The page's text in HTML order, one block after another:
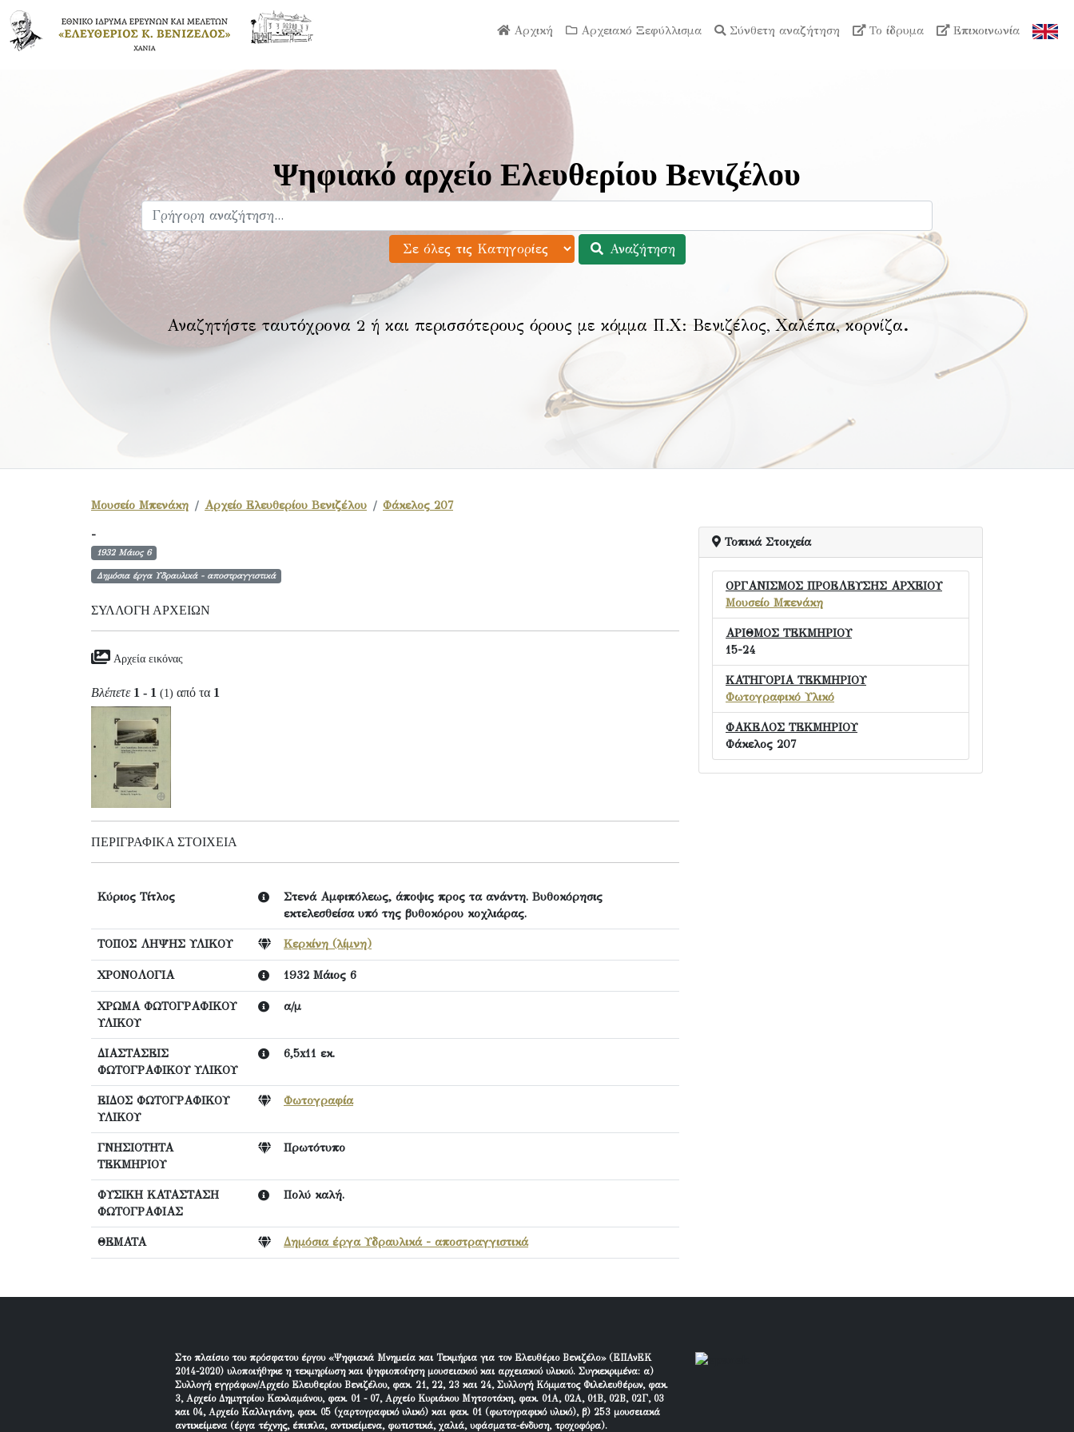
Αρχική Αρχειακό Ξεφύλλισμα Σύνθετη αναζήτηση Το ίδρυμα Επικοινωνία
Ψηφιακό αρχείο Ελευθερίου Βενιζέλου
Αναζήτηση
Αναζητήστε ταυτόχρονα 2 ή και περισσότερους όρους με κόμμα Π.Χ: Βενιζέλος, Χαλέπα, κορνίζα.
Μουσείο Μπενάκη Αρχείο Ελευθερίου Βενιζέλου Φάκελος 207
-
1932 Μάιος 6
Δημόσια έργα Υδραυλικά - αποστραγγιστικά
ΣΥΛΛΟΓΉ ΑΡΧΕΊΩΝ
Αρχεία εικόνας
Βλέπετε 1 - 1 (1) από τα 1
ΠΕΡΙΓΡΑΦΙΚΆ ΣΤΟΙΧΕΊΑ
Κύριος Τίτλος
Στενά Αμφιπόλεως, άποψις προς τα ανάντη. Βυθοκόρησις
εκτελεσθείσα υπό της βυθοκόρου κοχλιάρας.
ΤΟΠΟΣ ΛΗΨΗΣ ΥΛΙΚΟΥ Κερκίνη (λίμνη)
ΧΡΟΝΟΛΟΓΙΑ 1932 Μάιος 6
ΧΡΩΜΑ ΦΩΤΟΓΡΑΦΙΚΟΥ
ΥΛΙΚΟΥ
α/μ
ΔΙΑΣΤΑΣΕΙΣ
ΦΩΤΟΓΡΑΦΙΚΟΥ ΥΛΙΚΟΥ
6,5x11 εκ.
ΕΙΔΟΣ ΦΩΤΟΓΡΑΦΙΚΟΥ
ΥΛΙΚΟΥ
Φωτογραφία
ΓΝΗΣΙΟΤΗΤΑ
ΤΕΚΜΗΡΙΟΥ
Πρωτότυπο
ΦΥΣΙΚΗ ΚΑΤΑΣΤΑΣΗ
ΦΩΤΟΓΡΑΦΙΑΣ
Πολύ καλή.
ΘΕΜΑΤΑ Δημόσια έργα Υδραυλικά - αποστραγγιστικά
Τοπικά Στοιχεία
ΟΡΓΑΝΙΣΜΟΣ ΠΡΟΕΛΕΥΣΗΣ ΑΡΧΕΙΟΥ
Μουσείο Μπενάκη
ΑΡΙΘΜΟΣ ΤΕΚΜΗΡΙΟΥ
15-24
ΚΑΤΗΓΟΡΙΑ ΤΕΚΜΗΡΙΟΥ
Φωτογραφικό Υλικό
ΦΑΚΕΛΟΣ ΤΕΚΜΗΡΙΟΥ
Φάκελος 207
Στο πλαίσιο του πρόσφατου έργου «Ψηφιακά Μνημεία και Τεκμήρια για τον Ελευθέριο Βενιζέλο» (ΕΠΑνΕΚ
2014-2020) υλοποιήθηκε η τεκμηρίωση και ψηφιοποίηση μουσειακού και αρχειακού υλικού. Συγκεκριμένα: α)
Συλλογή εγγράφων/Αρχείο Ελευθερίου Βενιζέλου, φακ. 21, 22, 23 και 24, Συλλογή Κόμματος Φιλελευθέρων, φακ.
3, Αρχείο Δημητρίου Κακλαμάνου, φακ. 01 - 07, Αρχείο Κυριάκου Μητσοτάκη, φακ. 01Α, 02Α, 01Β, 02Β, 02Γ, 03
και 04, Αρχείο Καλλιγιάνη, φακ. 05 (χαρτογραφικό υλικό) και φακ. 01 (φωτογραφικό υλικό), β) 253 μουσειακά
αντικείμενα (έργα τέχνης, έπιπλα, αντικείμενα, φωτιστικά, χαλιά, υφάσματα-ένδυση, τροχοφόρα).